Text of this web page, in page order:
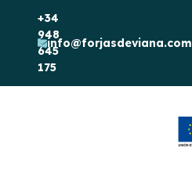
+34
948
645
175
info@forjasdeviana.com